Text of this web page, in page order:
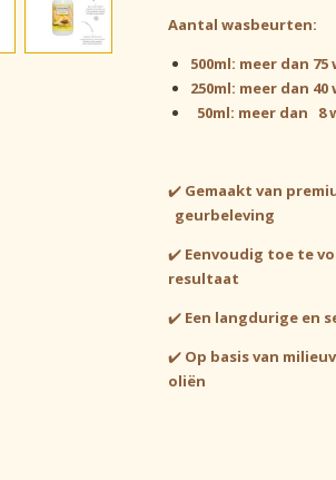
Aantal wasbeurten:
500ml: meer dan
250ml: meer dan
50ml: meer dan 8
✔️ Gemaakt van
geurbeleving
✔️ Eenvoudig toe te
resultaat
✔️ Een langdurige en
✔️ Op basis van
oliën